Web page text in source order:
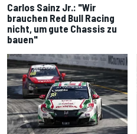
Carlos Sainz Jr.: "Wir
brauchen Red Bull Racing
nicht, um gute Chassis zu
bauen"